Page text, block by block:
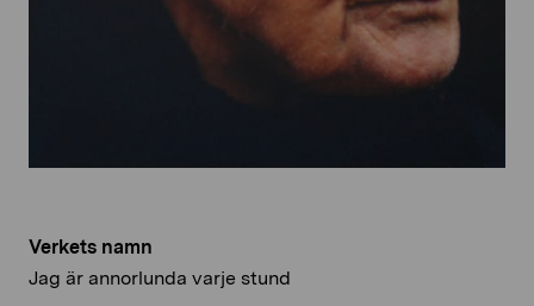
Verkets namn
Jag är annorlunda varje stund